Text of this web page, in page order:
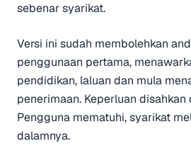
sebenar syarikat.
Versi ini sudah membolehkan
penggunaan pertama,
pendidikan, laluan dan mula
penerimaan. Keperluan
Pengguna mematuhi, syarikat
dalamnya.